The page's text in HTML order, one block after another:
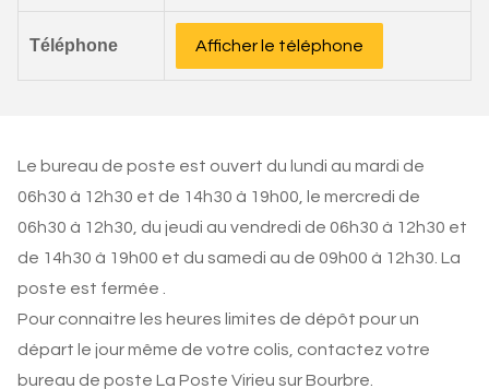
Téléphone Afficher le téléphone
Le bureau de poste est ouvert du lundi au mardi de
06h30 à 12h30 et de 14h30 à 19h00, le mercredi de
06h30 à 12h30, du jeudi au vendredi de 06h30 à 12h30 et
de 14h30 à 19h00 et du samedi au de 09h00 à 12h30. La
poste est fermée .
Pour connaitre les heures limites de dépôt pour un
départ le jour même de votre colis, contactez votre
bureau de poste La Poste Virieu sur Bourbre.